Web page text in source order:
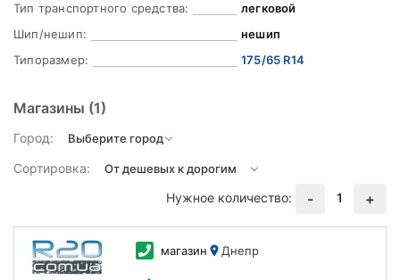
Тип транспортного средства:
легковой
Шип/нешип:
нешип
Типоразмер:
175/65 R14
Магазины (1)
Город:
Сортировка:
Нужное количество:
- 1 +
магазин Днепр